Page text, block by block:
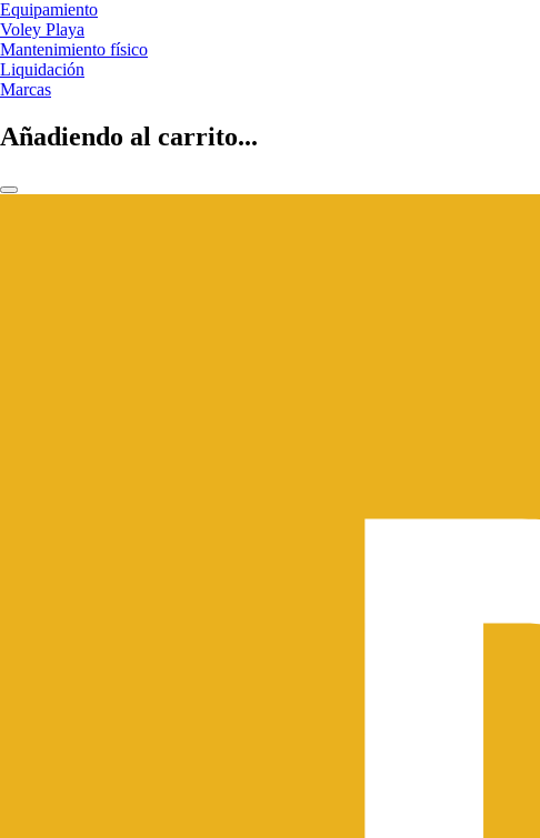
Equipamiento
Voley Playa
Mantenimiento físico
Liquidación
Marcas
Añadiendo al carrito...